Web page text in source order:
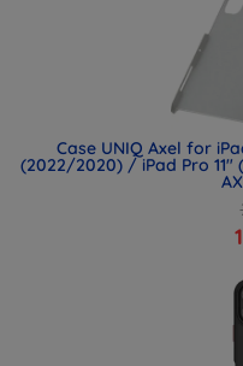
Case UNIQ Axel for
(2022/2020) / iPad Pro 11"